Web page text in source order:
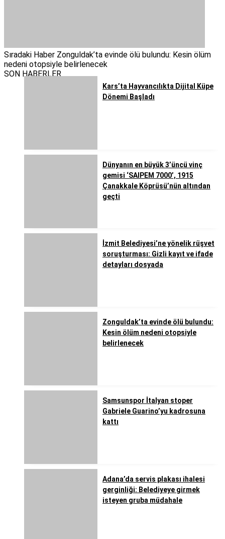
Sıradaki Haber Zonguldak’ta evinde ölü bulundu: Kesin ölüm
nedeni otopsiyle belirlenecek
SON HABERLER
Kars’ta Hayvancılıkta Dijital Küpe
Dönemi Başladı
Dünyanın en büyük 3’üncü vinç
gemisi ‘SAIPEM 7000’, 1915
Çanakkale Köprüsü’nün altından
geçti
İzmit Belediyesi’ne yönelik rüşvet
soruşturması: Gizli kayıt ve ifade
detayları dosyada
Zonguldak’ta evinde ölü bulundu:
Kesin ölüm nedeni otopsiyle
belirlenecek
Samsunspor İtalyan stoper
Gabriele Guarino’yu kadrosuna
kattı
Adana’da servis plakası ihalesi
gerginliği: Belediyeye girmek
isteyen gruba müdahale